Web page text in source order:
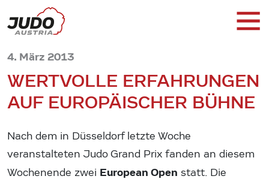
4. März 2013
WERTVOLLE ERFAHRUNGEN
AUF EUROPÄISCHER BÜHNE
Nach dem in Düsseldorf letzte Woche
veranstalteten Judo Grand Prix fanden an diesem
Wochenende zwei European Open statt. Die